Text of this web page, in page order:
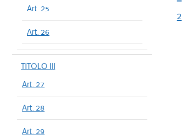
Art. 25
Art. 26
TITOLO III
Art. 27
Art. 28
Art. 29
2